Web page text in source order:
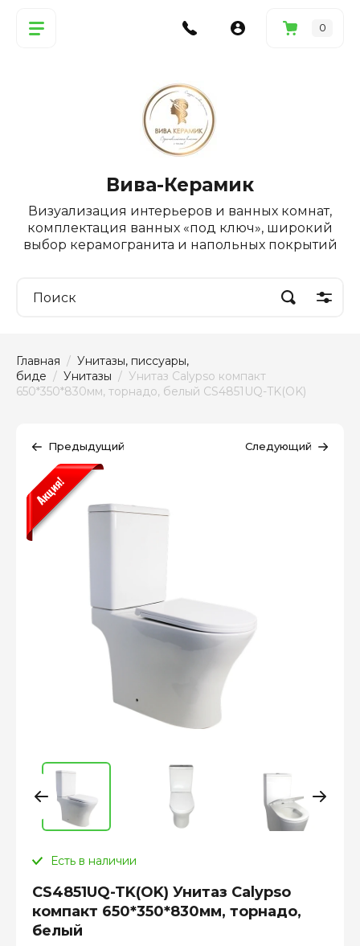
0
Вива-Керамик
Визуализация интерьеров и ванных комнат,
комплектация ванных «под ключ», широкий
выбор керамогранита и напольных покрытий
Главная / Унитазы, писсуары,
биде / Унитазы /  Унитаз Calypso компакт
650*350*830мм, торнадо, белый CS4851UQ-TK(OK)
Предыдущий Следующий
Есть в наличии
CS4851UQ-TK(OK) Унитаз Calypso
компакт 650*350*830мм, торнадо,
белый